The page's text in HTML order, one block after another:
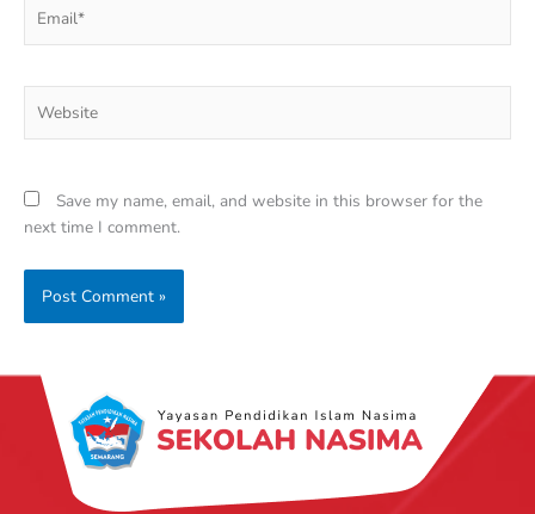
Save my name, email, and website in this browser for the
next time I comment.